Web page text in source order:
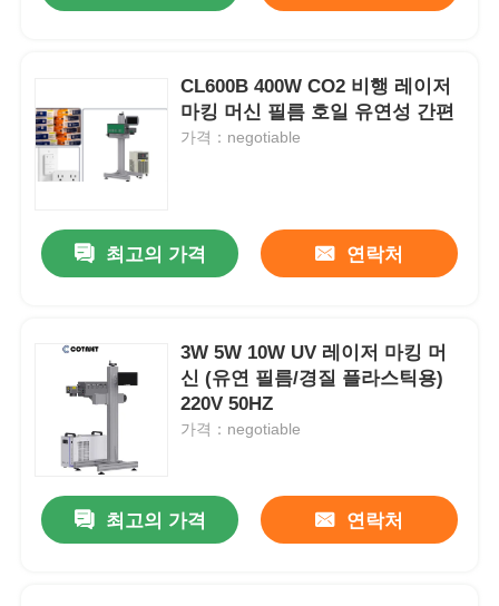
CL600B 400W CO2 비행 레이저
마킹 머신 필름 호일 유연성 간편
가격：negotiable
최고의 가격 연락처
3W 5W 10W UV 레이저 마킹 머
신 (유연 필름/경질 플라스틱용)
220V 50HZ
가격：negotiable
최고의 가격 연락처